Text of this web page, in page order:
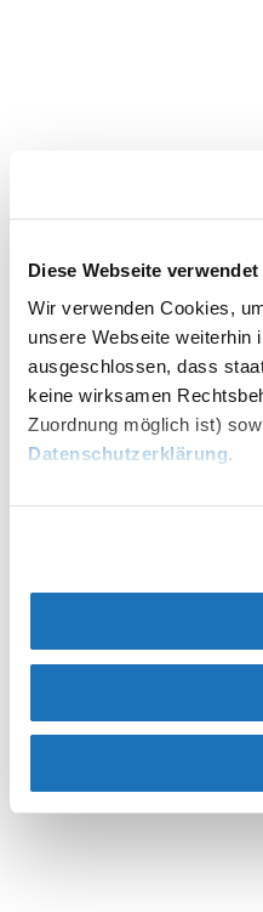
Diese Webseite
Wir verwenden Cookies,
unsere Webseite weiterhin
ausgeschlossen, dass
keine wirksamen
Zuordnung möglich ist)
Datenschutzerklärung.